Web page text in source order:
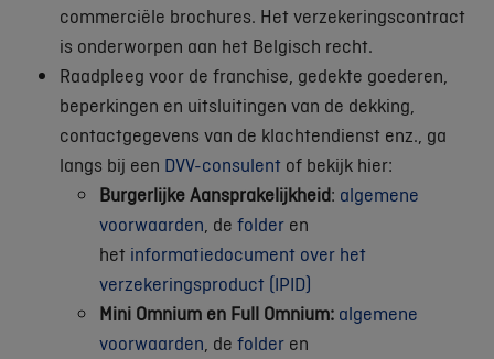
commerciële brochures. Het verzekeringscontract
is onderworpen aan het Belgisch recht.
Raadpleeg voor de franchise, gedekte goederen,
beperkingen en uitsluitingen van de dekking,
contactgegevens van de klachtendienst enz., ga
langs bij een DVV-consulent of bekijk hier:
Burgerlijke Aansprakelijkheid: algemene
voorwaarden, de folder en
het informatiedocument over het
verzekeringsproduct (IPID)
Mini Omnium en Full Omnium: algemene
voorwaarden, de folder en